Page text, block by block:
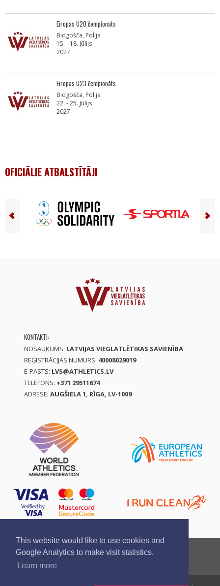
This website would like to use cookies and
Google Analytics to make visit statistics.
Learn more
Eiropas U20 čempionāts
Bidgošča, Polija
15. - 18. Jūlijs
2027
Eiropas U23 čempionāts
Bidgošča, Polija
22. - 25. Jūlijs
2027
OFICIĀLIE ATBALSTĪTĀJI
KONTAKTI:
NOSAUKUMS: LATVIJAS VIEGLATLĒTIKAS SAVIENĪBA
REĢISTRĀCIJAS NUMURS: 40008029019
E-PASTS: LVS@ATHLETICS.LV
TELEFONS: +371 29511674
ADRESE: AUGŠIELA 1, RĪGA, LV-1009
Ziņo par pārkāpumu
Privātuma politika
Pirkšanas un atgriešanas noteikumi